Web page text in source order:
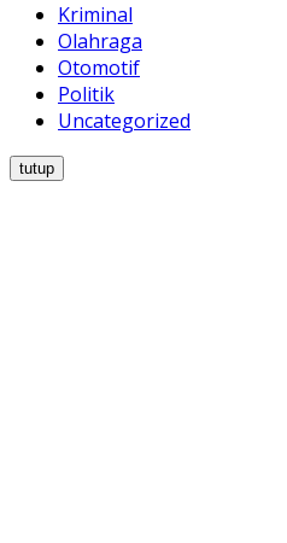
Kriminal
Olahraga
Otomotif
Politik
Uncategorized
tutup